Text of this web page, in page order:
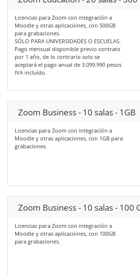
Licencias para Zoom con integración a
Moodle y otras aplicaciones, con 500GB
para grabaciones.
SÓLO PARA UNIVERSIDADES O ESCUELAS.
Pago mensual disponible previo contrato
por 1 año, de lo contrario solo se
aceptará el pago anual de 3.099.990 pesos
IVA incluído.
Zoom Business - 10 salas - 1GB
Licencias para Zoom con integración a
Moodle y otras aplicaciones, con 1GB para
grabaciones.
Zoom Business - 10 salas - 100
Licencias para Zoom con integración a
Moodle y otras aplicaciones, con 100GB
para grabaciones.